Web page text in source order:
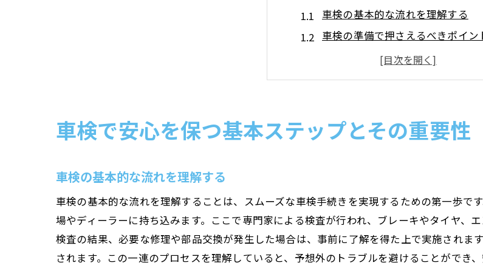
車検の基本的な流れを理解する
車検の準備で押さえるべきポイン
車検における安全確認の重要性
車検が間接的に影響する保険の役
車検の重要性を再認識するために
安全運転の鍵を握る車検の役割とは
安全基準を満たすための車検の役
長期的な安全を考えた車検の活用
車検と法的義務の関係
車検で安心を保つ基本ステップとその重要性
車検の基本的な流れを理解する
車検の基本的な流れを理解することは、スムーズな車検手続きを実現するための第一歩で
場やディーラーに持ち込みます。ここで専門家による検査が行われ、ブレーキやタイヤ、
検査の結果、必要な修理や部品交換が発生した場合は、事前に了解を得た上で実施されま
されます。この一連のプロセスを理解していると、予想外のトラブルを避けることができ